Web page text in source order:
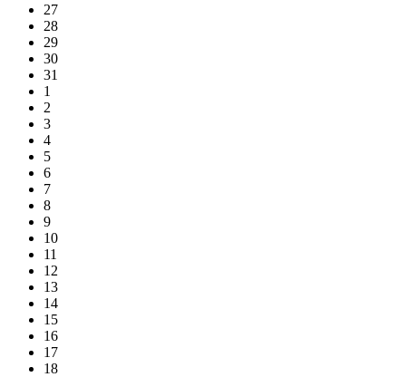
27
28
29
30
31
1
2
3
4
5
6
7
8
9
10
11
12
13
14
15
16
17
18